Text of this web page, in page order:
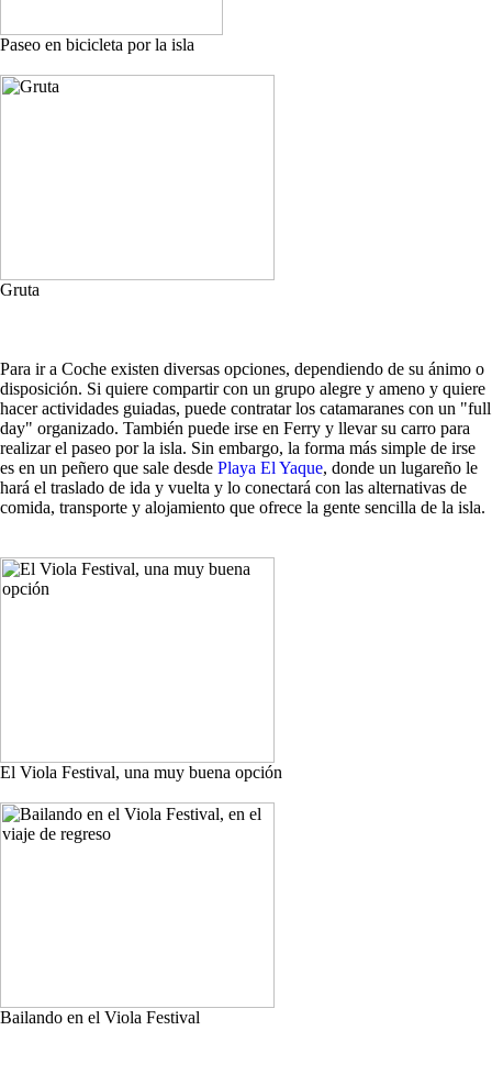
Paseo en bicicleta por la isla
Gruta
Para ir a Coche existen diversas opciones, dependiendo de su ánimo o
disposición. Si quiere compartir con un grupo alegre y ameno y quiere
hacer actividades guiadas, puede contratar los catamaranes con un "full
day" organizado. También puede irse en Ferry y llevar su carro para
realizar el paseo por la isla. Sin embargo, la forma más simple de irse
es en un peñero que sale desde Playa El Yaque, donde un lugareño le
hará el traslado de ida y vuelta y lo conectará con las alternativas de
comida, transporte y alojamiento que ofrece la gente sencilla de la isla.
El Viola Festival, una muy buena opción
Bailando en el Viola Festival